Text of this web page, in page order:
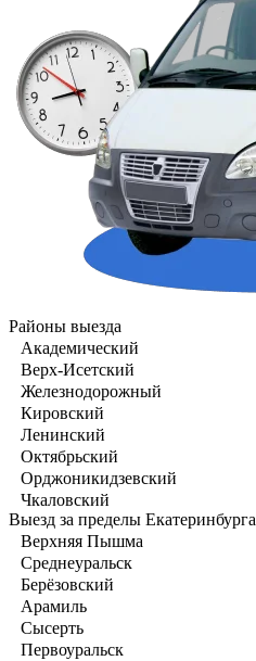
Районы выезда
Академический
Верх-Исетский
Железнодорожный
Кировский
Ленинский
Октябрьский
Орджоникидзевский
Чкаловский
Выезд за пределы Екатеринбурга
Верхняя Пышма
Среднеуральск
Берёзовский
Арамиль
Сысерть
Первоуральск